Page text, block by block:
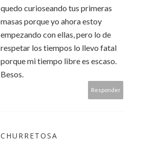
quedo curioseando tus primeras
masas porque yo ahora estoy
empezando con ellas, pero lo de
respetar los tiempos lo llevo fatal
porque mi tiempo libre es escaso.
Besos.
Responder
CHURRETOSA